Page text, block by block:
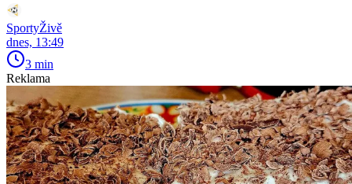
SportyŽivě
dnes, 13:49
3 min
Reklama